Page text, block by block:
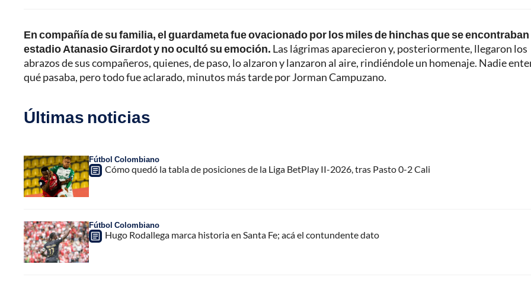
En compañía de su familia, el guardameta fue ovacionado por los miles de hinchas que se encontraban
estadio Atanasio Girardot y no ocultó su emoción. Las lágrimas aparecieron y, posteriormente, llegaron los
abrazos de sus compañeros, quienes, de paso, lo alzaron y lanzaron al aire, rindiéndole un homenaje. Nadie
qué pasaba, pero todo fue aclarado, minutos más tarde por Jorman Campuzano.
Últimas noticias
Fútbol Colombiano
Cómo quedó la tabla de posiciones de la Liga BetPlay II-2026, tras Pasto 0-2 Cali
Fútbol Colombiano
Hugo Rodallega marca historia en Santa Fe; acá el contundente dato